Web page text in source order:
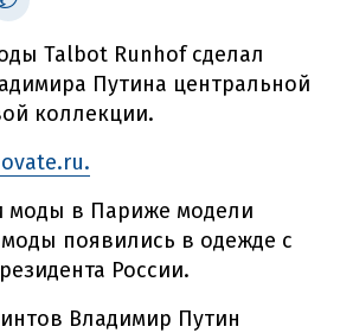
Talbot Runhof сделал
Путина центральной
коллекции.
моды в Париже модели
появились в одежде с
России.
Владимир Путин